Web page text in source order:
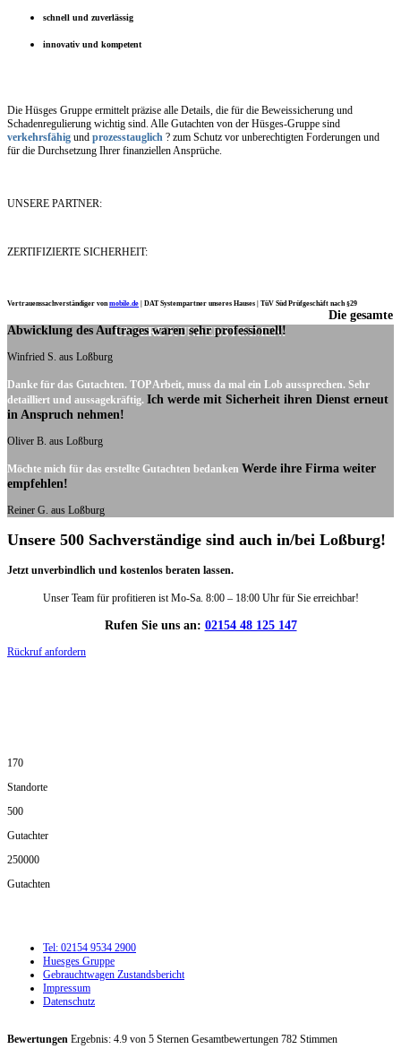
schnell und zuverlässig
innovativ und kompetent
Die Hüsges Gruppe ermittelt präzise alle Details, die für die Beweissicherung und
Schadenregulierung wichtig sind. Alle Gutachten von der Hüsges-Gruppe sind
verkehrsfähig und prozesstauglich ? zum Schutz vor unberechtigten Forderungen und
für die Durchsetzung Ihrer finanziellen Ansprüche.
UNSERE PARTNER:
ZERTIFIZIERTE SICHERHEIT:
Vertrauenssachverständiger vonmobile.de DAT Systempartner unseres Hauses | TüV Süd Prüfgeschäft nach §29
UNSERE KUNDENSTIMMEN:
Die gesamte
Abwicklung des Auftrages waren sehr professionell!
Winfried S. aus Loßburg
Danke für das Gutachten. TOP Arbeit, muss da mal ein Lob aussprechen. Sehr
detailliert und aussagekräftig. Ich werde mit Sicherheit ihren Dienst erneut
in Anspruch nehmen!
Oliver B. aus Loßburg
Möchte mich für das erstellte Gutachten bedanken Werde ihre Firma weiter
empfehlen!
Reiner G. aus Loßburg
Unsere 500 Sachverständige sind auch in/bei Loßburg!
Jetzt unverbindlich und kostenlos beraten lassen.
Unser Team für profitieren ist Mo-Sa. 8:00 – 18:00 Uhr für Sie erreichbar!
Rufen Sie uns an: 02154 48 125 147
Rückruf anfordern
170
Standorte
500
Gutachter
250000
Gutachten
Tel: 02154 9534 2900
Huesges Gruppe
Gebrauchtwagen Zustandsbericht
Impressum
Datenschutz
Bewertungen Ergebnis: 4.9 von 5 Sternen Gesamtbewertungen 782 Stimmen